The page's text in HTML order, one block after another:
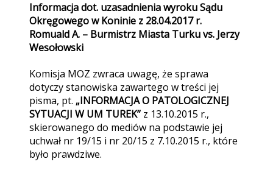
Informacja dot. uzasadnienia wyroku Sądu
Okręgowego w Koninie z 28.04.2017 r.
Romuald A. – Burmistrz Miasta Turku vs. Jerzy
Wesołowski
Komisja MOZ zwraca uwagę, że sprawa
dotyczy stanowiska zawartego w treści jej
pisma, pt. „INFORMACJA O PATOLOGICZNEJ
SYTUACJI W UM TUREK” z 13.10.2015 r.,
skierowanego do mediów na podstawie jej
uchwał nr 19/15 i nr 20/15 z 7.10.2015 r., które
było prawdziwe.